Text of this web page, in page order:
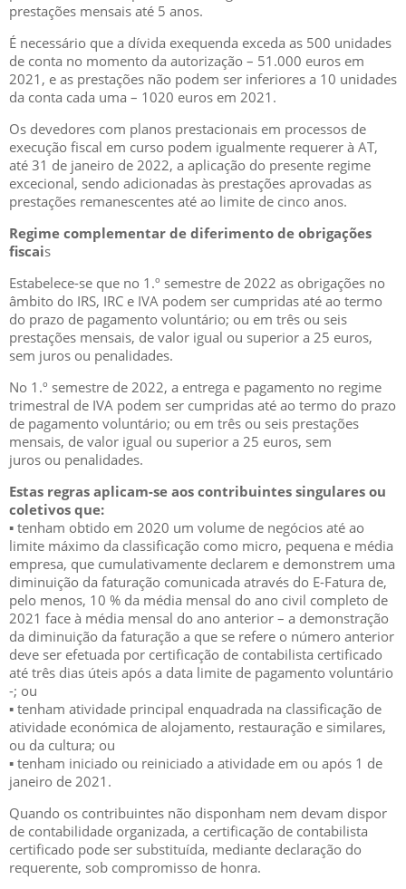
prestações mensais até 5 anos.
É necessário que a dívida exequenda exceda as 500 unidades
de conta no momento da autorização – 51.000 euros em
2021, e as prestações não podem ser inferiores a 10 unidades
da conta cada uma – 1020 euros em 2021.
Os devedores com planos prestacionais em processos de
execução fiscal em curso podem igualmente requerer à AT,
até 31 de janeiro de 2022, a aplicação do presente regime
excecional, sendo adicionadas às prestações aprovadas as
prestações remanescentes até ao limite de cinco anos.
Regime complementar de diferimento de obrigações
fiscais
Estabelece-se que no 1.º semestre de 2022 as obrigações no
âmbito do IRS, IRC e IVA podem ser cumpridas até ao termo
do prazo de pagamento voluntário; ou em três ou seis
prestações mensais, de valor igual ou superior a 25 euros,
sem juros ou penalidades.
No 1.º semestre de 2022, a entrega e pagamento no regime
trimestral de IVA podem ser cumpridas até ao termo do prazo
de pagamento voluntário; ou em três ou seis prestações
mensais, de valor igual ou superior a 25 euros, sem
juros ou penalidades.
Estas regras aplicam-se aos contribuintes singulares ou
coletivos que:
▪ tenham obtido em 2020 um volume de negócios até ao
limite máximo da classificação como micro, pequena e média
empresa, que cumulativamente declarem e demonstrem uma
diminuição da faturação comunicada através do E-Fatura de,
pelo menos, 10 % da média mensal do ano civil completo de
2021 face à média mensal do ano anterior – a demonstração
da diminuição da faturação a que se refere o número anterior
deve ser efetuada por certificação de contabilista certificado
até três dias úteis após a data limite de pagamento voluntário
-; ou
▪ tenham atividade principal enquadrada na classificação de
atividade económica de alojamento, restauração e similares,
ou da cultura; ou
▪ tenham iniciado ou reiniciado a atividade em ou após 1 de
janeiro de 2021.
Quando os contribuintes não disponham nem devam dispor
de contabilidade organizada, a certificação de contabilista
certificado pode ser substituída, mediante declaração do
requerente, sob compromisso de honra.